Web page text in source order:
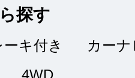
すく、私の希望
早く決めることが
探す
キ付き
カー
4WD